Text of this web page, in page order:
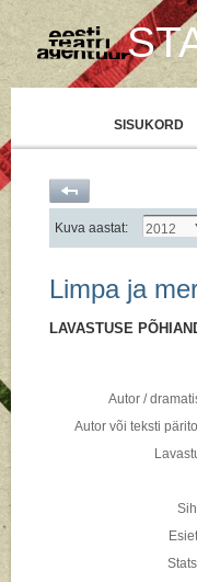
SISUKORD
Kuva aastat: 2012
Limpa ja
LAVASTUSE
Autor /
Autor või teksti